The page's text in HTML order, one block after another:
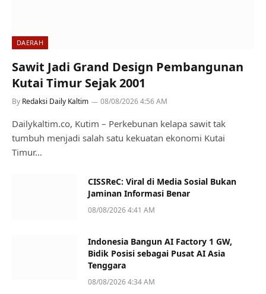
DAERAH
Sawit Jadi Grand Design Pembangunan
Kutai Timur Sejak 2001
By Redaksi Daily Kaltim 08/08/2026 4:56 AM
Dailykaltim.co, Kutim – Perkebunan kelapa sawit tak
tumbuh menjadi salah satu kekuatan ekonomi Kutai
Timur…
CISSReC: Viral di Media Sosial Bukan
Jaminan Informasi Benar
08/08/2026 4:41 AM
Indonesia Bangun AI Factory 1 GW,
Bidik Posisi sebagai Pusat AI Asia
Tenggara
08/08/2026 4:34 AM